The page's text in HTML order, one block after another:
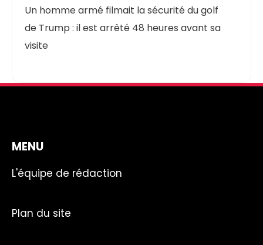
Un homme armé filmait la sécurité du golf
de Trump : il est arrêté 48 heures avant sa
visite
MENU
L'équipe de rédaction
Plan du site